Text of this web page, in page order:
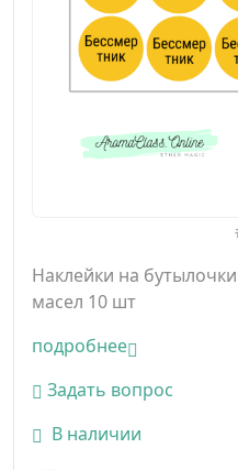
Наклейки на
масел 10 шт
подробнее
Задать вопрос
В наличии